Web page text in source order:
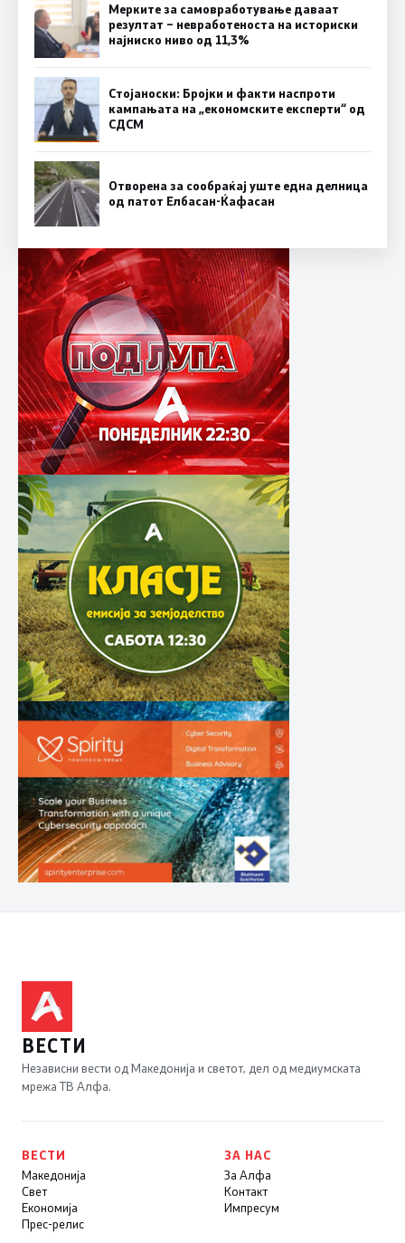
Мерките за самовработување даваат
резултат – невработеноста на историски
најниско ниво од 11,3%
Стојаноски: Бројки и факти наспроти
кампањата на „економските експерти“ од
СДСM
Отворена за сообраќај уште една делница
од патот Елбасан-Ќафасан
ВЕСТИ
Независни вести од Македонија и светот, дел од медиумската
мрежа ТВ Алфа.
ВЕСТИ
Македонија
Свет
Економија
Прес-релис
ЗА НАС
За Алфа
Контакт
Импресум